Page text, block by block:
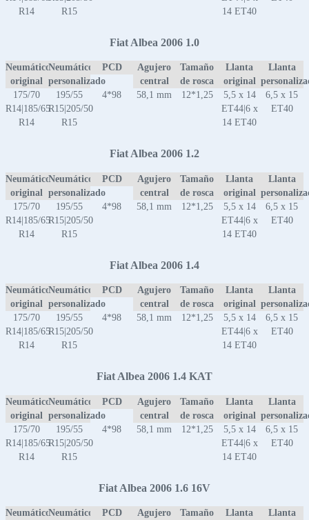
R14
R15
14 ET40
Fiat Albea 2006 1.0
Neumático
original
Neumático
personalizado
PCD
Agujero
central
Tamaño
de rosca
Llanta
original
Llanta
175/70
R14|185/65
R14
195/55
R15|205/50
R15
4*98 58,1 mm 12*1,25
5,5 x 14
ET44|6 x
14 ET40
6,5 x 15
ET40
Fiat Albea 2006 1.2
Neumático
original
Neumático
personalizado
PCD
Agujero
central
Tamaño
de rosca
Llanta
original
Llanta
175/70
R14|185/65
R14
195/55
R15|205/50
R15
4*98 58,1 mm 12*1,25
5,5 x 14
ET44|6 x
14 ET40
6,5 x 15
ET40
Fiat Albea 2006 1.4
Neumático
original
Neumático
personalizado
PCD
Agujero
central
Tamaño
de rosca
Llanta
original
Llanta
175/70
R14|185/65
R14
195/55
R15|205/50
R15
4*98 58,1 mm 12*1,25
5,5 x 14
ET44|6 x
14 ET40
6,5 x 15
ET40
Fiat Albea 2006 1.4 KAT
Neumático
original
Neumático
personalizado
PCD
Agujero
central
Tamaño
de rosca
Llanta
original
Llanta
175/70
R14|185/65
R14
195/55
R15|205/50
R15
4*98 58,1 mm 12*1,25
5,5 x 14
ET44|6 x
14 ET40
6,5 x 15
ET40
Fiat Albea 2006 1.6 16V
NeumáticoNeumático
PCD
Agujero
Tamaño
Llanta
Llanta